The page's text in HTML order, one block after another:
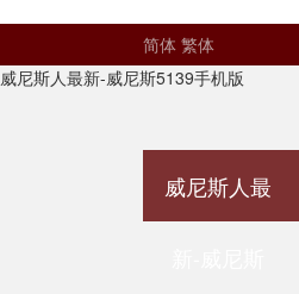
简体 繁体
威尼斯人最新-威尼斯5139手机版
威尼斯人最